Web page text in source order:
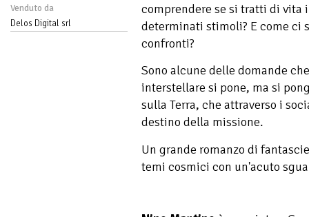
Venduto da
Delos Digital srl
comprendere se si tratti di vita
determinati stimoli? E come ci
confronti?
Sono alcune delle domande
interstellare si pone, ma si
sulla Terra, che attraverso i
destino della missione.
Un grande romanzo di
temi cosmici con un'acuto